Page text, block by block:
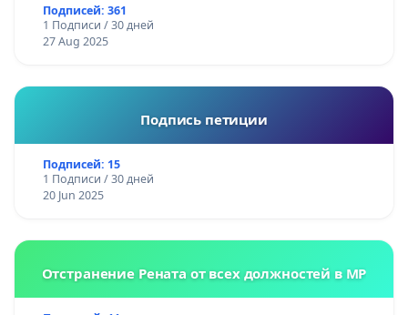
Подписей: 361
1 Подписи / 30 дней
27 Aug 2025
Подпись петиции
Подписей: 15
1 Подписи / 30 дней
20 Jun 2025
Отстранение Рената от всех должностей в МР